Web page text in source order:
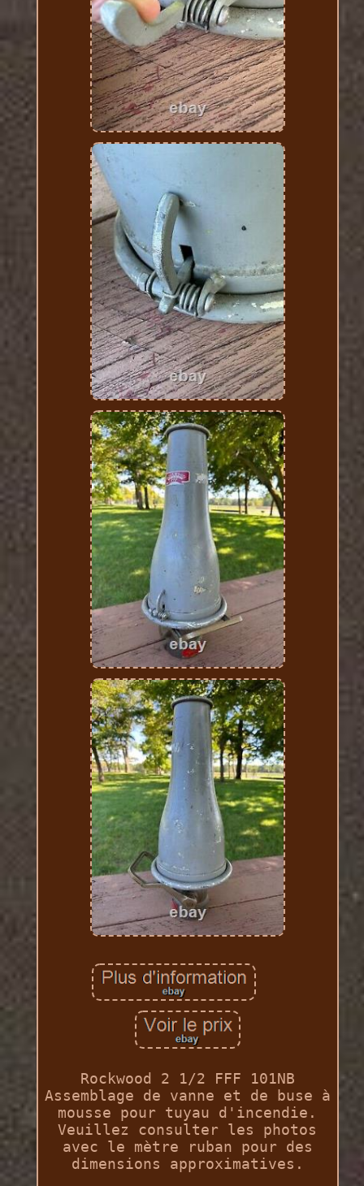
Rockwood 2 1/2 FFF 101NB
Assemblage de vanne et de buse à
mousse pour tuyau d'incendie.
Veuillez consulter les photos
avec le mètre ruban pour des
dimensions approximatives.